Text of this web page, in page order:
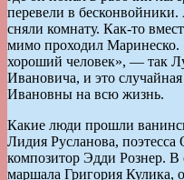
перевели в
сняли комнату. Как-то
мимо проходил
хороший человек», — так
Ивановича, и это
Ивановны на всю жизнь.
Какие люди прошли
Лидия Русланова, поэтесса
композитор Эдди Рознер. В
маршала Григория Кулика,